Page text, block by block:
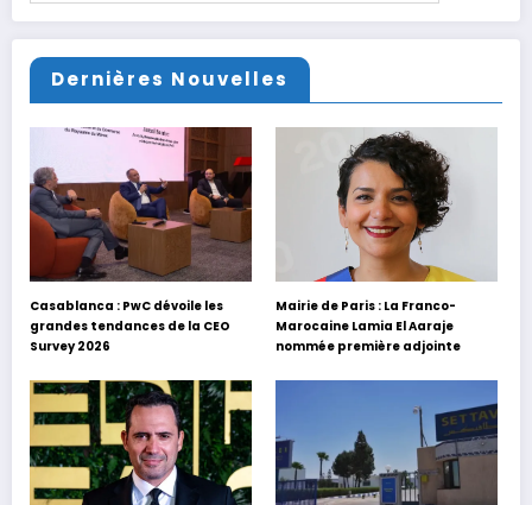
Dernières Nouvelles
Casablanca : PwC dévoile les
grandes tendances de la CEO
Survey 2026
Mairie de Paris : La Franco-
Marocaine Lamia El Aaraje
nommée première adjointe